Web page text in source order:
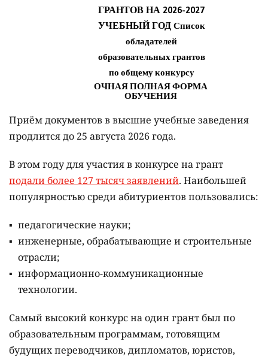
Приём документов в высшие учебные заведения
продлится до 25 августа 2026 года.
В этом году для участия в конкурсе на грант
подали более 127 тысяч заявлений. Наибольшей
популярностью среди абитуриентов пользовались:
педагогические науки;
инженерные, обрабатывающие и строительные
отрасли;
информационно-коммуникационные
технологии.
Самый высокий конкурс на один грант был по
образовательным программам, готовящим
будущих переводчиков, дипломатов, юристов,